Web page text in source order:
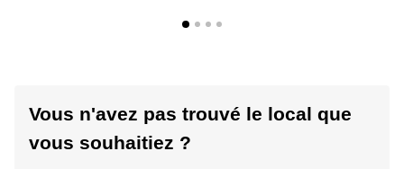
Vous n'avez pas trouvé le local que
vous souhaitiez ?